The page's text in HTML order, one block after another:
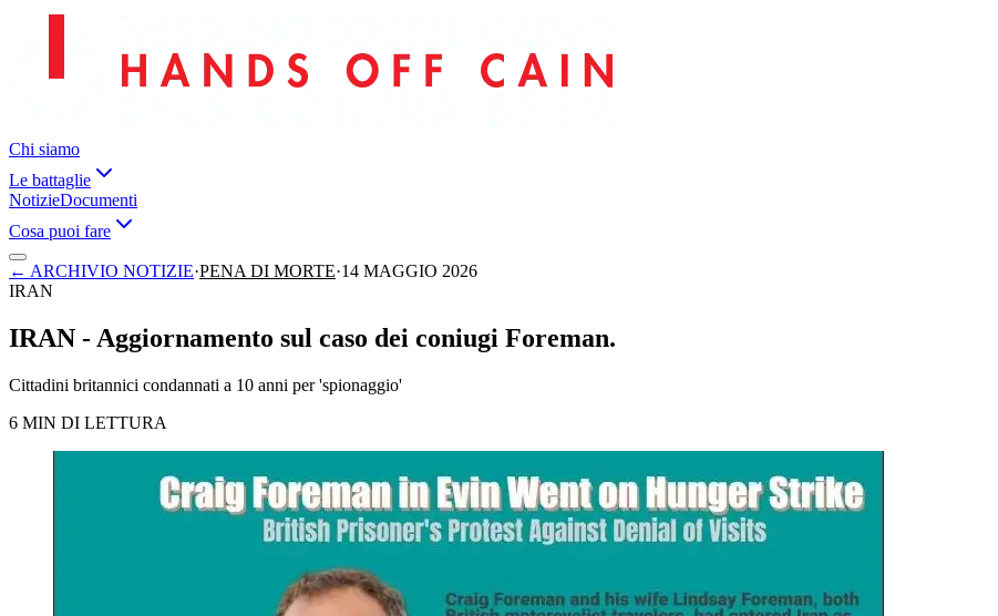
Chi siamo
Le battaglie
NotizieDocumenti
Cosa puoi fare
← ARCHIVIO NOTIZIE·PENA DI MORTE·14 MAGGIO 2026
IRAN
IRAN - Aggiornamento sul caso dei coniugi Foreman.
Cittadini britannici condannati a 10 anni per 'spionaggio'
6 MIN DI LETTURA